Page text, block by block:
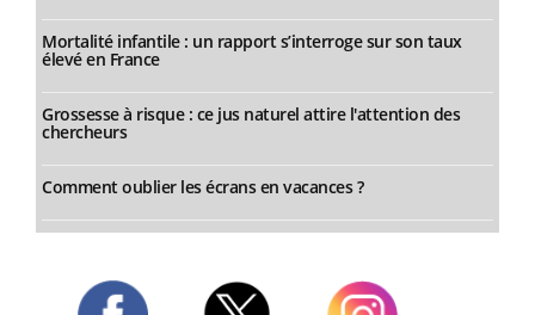
Mortalité infantile : un rapport s’interroge sur son taux
élevé en France
Grossesse à risque : ce jus naturel attire l'attention des
chercheurs
Comment oublier les écrans en vacances ?